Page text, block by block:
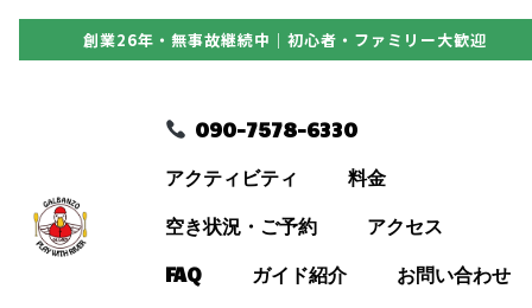
創業26年・無事故継続中｜初心者・ファミリー大歓迎
090-7578-6330
アクティビティ 料金
空き状況・ご予約 アクセス
FAQ ガイド紹介 お問い合わせ
アクティビティ
料金